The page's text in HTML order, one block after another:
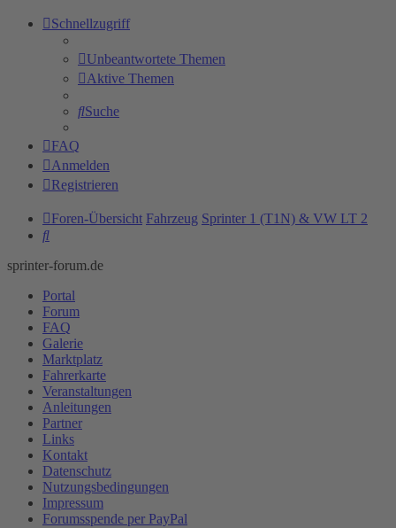
Schnellzugriff
Unbeantwortete Themen
Aktive Themen
Suche
FAQ
Anmelden
Registrieren
Foren-Übersicht Fahrzeug Sprinter 1 (T1N) & VW LT 2
Suche
sprinter-forum.de
Portal
Forum
FAQ
Galerie
Marktplatz
Fahrerkarte
Veranstaltungen
Anleitungen
Partner
Links
Kontakt
Datenschutz
Nutzungsbedingungen
Impressum
Forumsspende per PayPal